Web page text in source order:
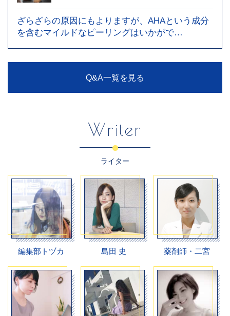
ざらざらの原因にもよりますが、AHAという成分
を含むマイルドなピーリングはいかがで…
Q&A一覧を見る
Writer
ライター
編集部トヅカ 島田 史 薬剤師・二宮